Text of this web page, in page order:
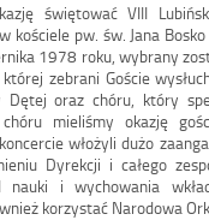
świętować VIII
kościele pw. św. Jana
1978 roku, wybrany
zebrani Goście
oraz chóru, który
mieliśmy okazję
włożyli dużo
Dyrekcji i całego
nauki i wychowania
korzystać Narodowa